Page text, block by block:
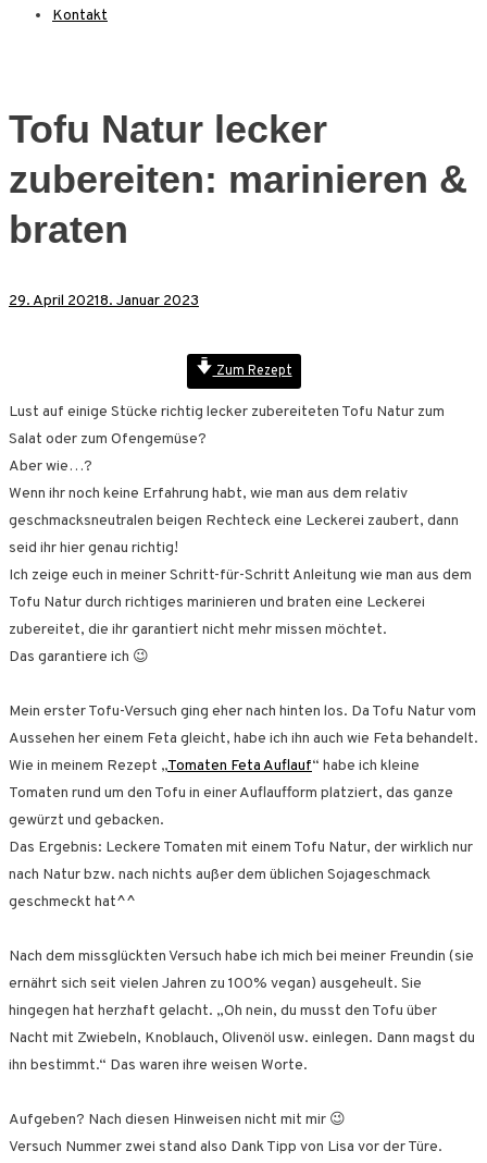
Kontakt
Tofu Natur lecker
zubereiten: marinieren &
braten
29. April 20218. Januar 2023
Zum Rezept
Lust auf einige Stücke richtig lecker zubereiteten Tofu Natur zum
Salat oder zum Ofengemüse?
Aber wie…?
Wenn ihr noch keine Erfahrung habt, wie man aus dem relativ
geschmacksneutralen beigen Rechteck eine Leckerei zaubert, dann
seid ihr hier genau richtig!
Ich zeige euch in meiner Schritt-für-Schritt Anleitung wie man aus dem
Tofu Natur durch richtiges marinieren und braten eine Leckerei
zubereitet, die ihr garantiert nicht mehr missen möchtet.
Das garantiere ich 😉
Mein erster Tofu-Versuch ging eher nach hinten los. Da Tofu Natur vom
Aussehen her einem Feta gleicht, habe ich ihn auch wie Feta behandelt.
Wie in meinem Rezept „Tomaten Feta Auflauf“ habe ich kleine
Tomaten rund um den Tofu in einer Auflaufform platziert, das ganze
gewürzt und gebacken.
Das Ergebnis: Leckere Tomaten mit einem Tofu Natur, der wirklich nur
nach Natur bzw. nach nichts außer dem üblichen Sojageschmack
geschmeckt hat^^
Nach dem missglückten Versuch habe ich mich bei meiner Freundin (sie
ernährt sich seit vielen Jahren zu 100% vegan) ausgeheult. Sie
hingegen hat herzhaft gelacht. „Oh nein, du musst den Tofu über
Nacht mit Zwiebeln, Knoblauch, Olivenöl usw. einlegen. Dann magst du
ihn bestimmt.“ Das waren ihre weisen Worte.
Aufgeben? Nach diesen Hinweisen nicht mit mir 😉
Versuch Nummer zwei stand also Dank Tipp von Lisa vor der Türe.